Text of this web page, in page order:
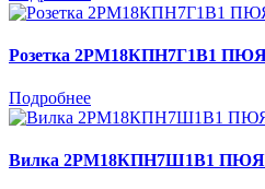
Розетка 2РМ18КПН7Г1В1
Подробнее
Вилка 2РМ18КПН7Ш1В1